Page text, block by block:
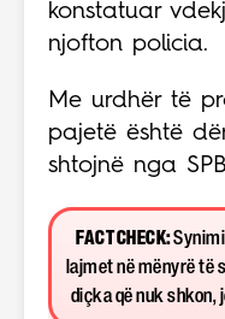
konstatuar
njofton policia.
Me urdhër të
pajetë është
shtojnë nga
FACT CHECK:Synimi
lajmet në mënyrë të
diçka që nuk shkon,